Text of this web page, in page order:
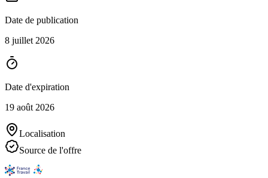
Date de publication
8 juillet 2026
Date d'expiration
19 août 2026
Localisation
Source de l'offre